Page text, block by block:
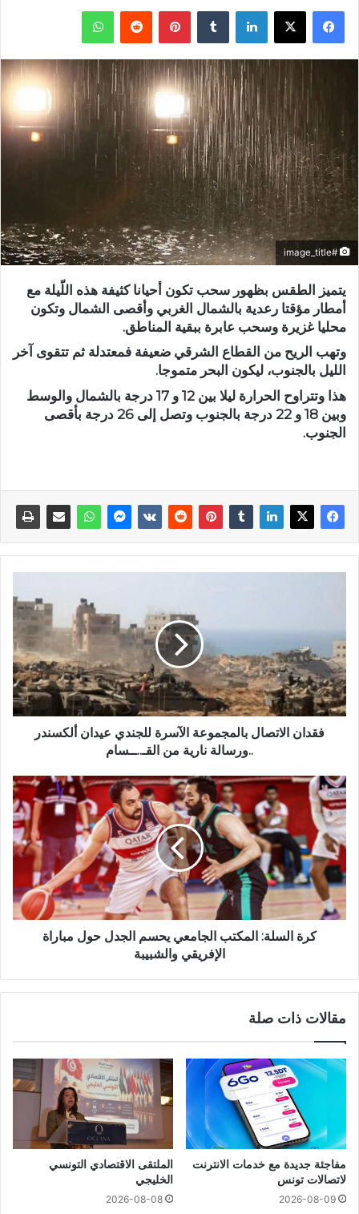
فيسبوك X لينكدإن بينتيريست واتساب
#image_title
يتميز الطقس بظهور سحب تكون أحيانا كثيفة هذه اللّيلة مع
أمطار مؤقتا رعدية بالشمال الغربي وأقصى الشمال وتكون
محليا غزيرة وسحب عابرة ببقية المناطق.
وتهب الريح من القطاع الشرقي ضعيفة فمعتدلة ثم تتقوى آخر
الليل بالجنوب، ليكون البحر متموجا.
هذا وتتراوح الحرارة ليلا بين 12 و 17 درجة بالشمال والوسط
وبين 18 و 22 درجة بالجنوب وتصل إلى 26 درجة بأقصى
الجنوب.
فقدان الاتصال بالمجموعة الآسرة للجندي عيدان ألكسندر
..ورسالة نارية من القـ..ــسام
كرة السلة: المكتب الجامعي يحسم الجدل حول مباراة
الإفريقي والشبيبة
مقالات ذات صلة
مفاجئة جديدة مع خدمات الانترنت
لاتصالات تونس
2026-08-09
الملتقى الاقتصادي التونسي
الخليجي
2026-08-08